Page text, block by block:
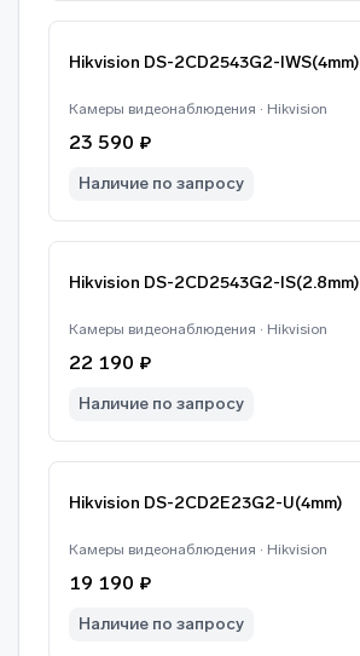
Hikvision DS-2CD2543G2-IWS(4mm)
Камеры видеонаблюдения · Hikvision
23 590 ₽
Наличие по запросу
Hikvision DS-2CD2543G2-IS(2.8mm)
Камеры видеонаблюдения · Hikvision
22 190 ₽
Наличие по запросу
Hikvision DS-2CD2E23G2-U(4mm)
Камеры видеонаблюдения · Hikvision
19 190 ₽
Наличие по запросу